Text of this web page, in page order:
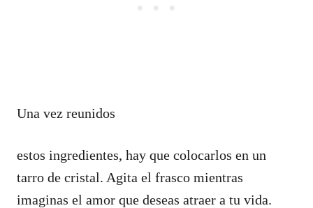
Una vez reunidos
estos ingredientes, hay que colocarlos en un
tarro de cristal. Agita el frasco mientras
imaginas el amor que deseas atraer a tu vida.